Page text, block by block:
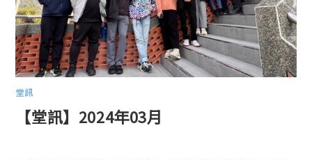
堂訊
【堂訊】2024年03月